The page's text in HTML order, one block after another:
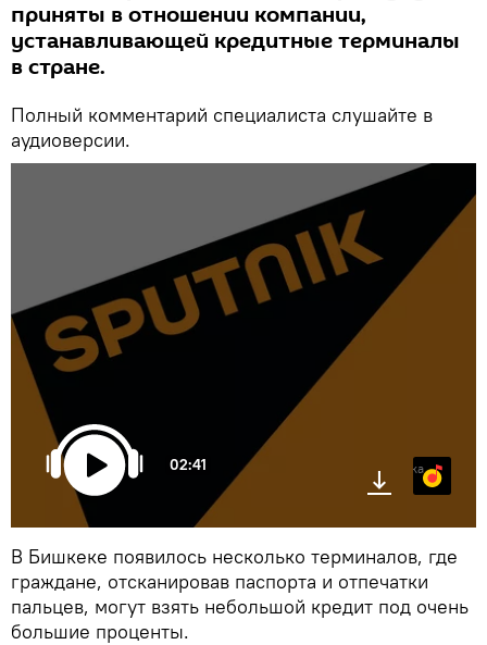
приняты в отношении компании,
устанавливающей кредитные терминалы
в стране.
Полный комментарий специалиста слушайте в
аудиоверсии.
02:41 Яндекс.Музыка
В Бишкеке появилось несколько терминалов, где
граждане, отсканировав паспорта и отпечатки
пальцев, могут взять небольшой кредит под очень
большие проценты.